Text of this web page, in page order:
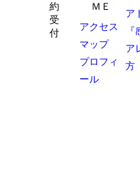
約
受
付
ＭＥ
アクセス
マップ
プロフィ
ール
ア
ア
方